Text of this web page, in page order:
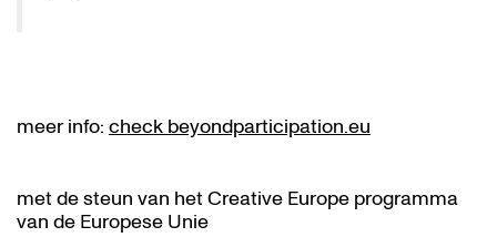
meer info: check beyondparticipation.eu
met de steun van het Creative Europe programma
van de Europese Unie